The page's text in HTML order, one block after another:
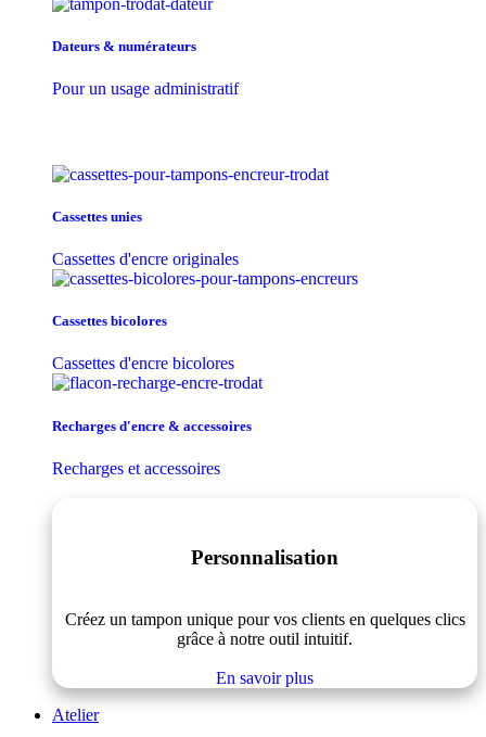
Dateurs & numérateurs
Pour un usage administratif
Cassettes unies
Cassettes d'encre originales
Cassettes bicolores
Cassettes d'encre bicolores
Recharges d'encre & accessoires
Recharges et accessoires
Personnalisation
Créez un tampon unique pour vos clients en quelques clics
grâce à notre outil intuitif.
En savoir plus
Atelier